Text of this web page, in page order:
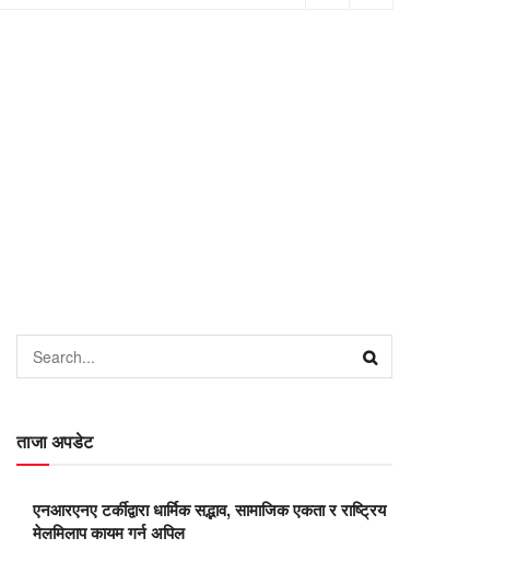
ताजा अपडेट
एनआरएनए टर्कीद्वारा धार्मिक सद्भाव, सामाजिक एकता र राष्ट्रिय
मेलमिलाप कायम गर्न अपिल